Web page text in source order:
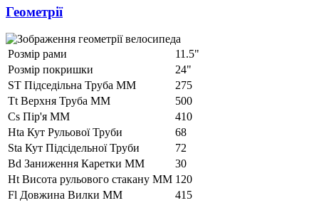
Геометрії
Розмір рами
11.5"
Розмір покришки
24"
ST Підседільна Труба ММ
275
Tt Верхня Труба ММ
500
Cs Пір'я ММ
410
Hta Кут Рульової Труби
68
Sta Кут Підсідельної Труби
72
Bd Заниження Каретки ММ
30
Ht Висота рульового стакану ММ 120
Fl Довжина Вилки ММ
415